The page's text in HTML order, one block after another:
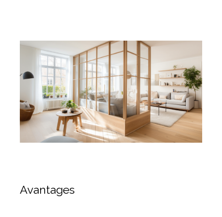
Avantages